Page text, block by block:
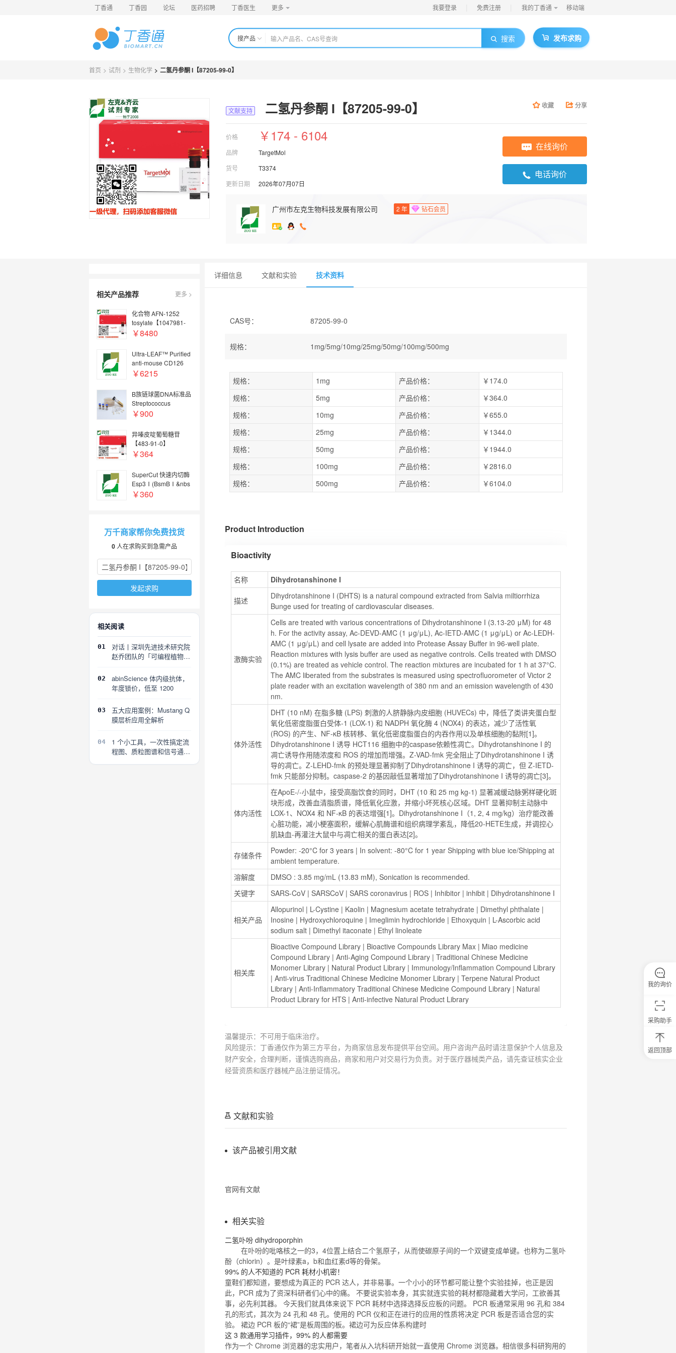
丁香通 丁香园 论坛 医药招聘 丁香医生 更多 我要登录 免费注册 我的丁香通 移动端
搜产品 搜索 发布求购
首页 > 试剂 > 生物化学 > 二氢丹参酮 I【87205-99-0】
文献支持 二氢丹参酮 I【87205-99-0】 收藏 分享
价格 ￥174 - 6104
品牌
TargetMol
货号
T3374
更新日期
2026年07月07日
在线询价
电话询价
广州市左克生物科技发展有限公司 2 年 钻石会员
相关产品推荐 更多 >
化合物 AFN-1252
tosylate【1047981-
31-6】
￥8480
Ultra-LEAF™ Purified
anti-mouse CD126
(IL-6Rα chain)
￥6215
B族链球菌DNA标准品
Streptococcus
agalactiae DNA
￥900
异嗪皮啶葡萄糖苷
【483-91-0】
￥364
SuperCut 快速内切酶
Esp3Ⅰ(BsmBⅠ&nbs
p;)
￥360
万千商家帮你免费找货
0 人在求购买到急需产品
发起求购
相关阅读
01
对话丨深圳先进技术研究院
赵乔团队的「可编程植物」
02
abinScience 体内级抗体，
年度锁价，低至 1200
03
五大应用案例：Mustang Q
膜层析应用全解析
04
1 个小工具，一次性搞定流
程图、质粒图谱和信号通路
详细信息 文献和实验 技术资料
CAS号： 87205-99-0
规格： 1mg/5mg/10mg/25mg/50mg/100mg/500mg
规格： 1mg 产品价格：
￥174.0
规格：
5mg 产品价格：
￥364.0
规格：
10mg 产品价格：
￥655.0
规格：
25mg 产品价格：
￥1344.0
规格：
50mg 产品价格：
￥1944.0
规格：
100mg 产品价格：
￥2816.0
规格：
500mg 产品价格： ￥6104.0
Product Introduction
Bioactivity
名称 Dihydrotanshinone I
描述
Dihydrotanshinone I (DHTS) is a natural compound extracted from Salvia miltiorrhiza
Bunge used for treating of cardiovascular diseases.
激酶实验
Cells are treated with various concentrations of Dihydrotanshinone I (3.13-20 μM) for 48
h. For the activity assay, Ac-DEVD-AMC (1 μg/μL), Ac-IETD-AMC (1 μg/μL) or Ac-LEDH-
AMC (1 μg/μL) and cell lysate are added into Protease Assay Buffer in 96-well plate.
Reaction mixtures with lysis buffer are used as negative controls. Cells treated with DMSO
(0.1%) are treated as vehicle control. The reaction mixtures are incubated for 1 h at 37°C.
The AMC liberated from the substrates is measured using spectrofluorometer of Victor 2
plate reader with an excitation wavelength of 380 nm and an emission wavelength of 430
nm.
体外活性
DHT (10 nM) 在脂多糖 (LPS) 刺激的人脐静脉内皮细胞 (HUVECs) 中，降低了类讲夹蛋白型
氧化低密度脂蛋白受体-1 (LOX-1) 和 NADPH 氧化酶 4 (NOX4) 的表达，减少了活性氧
(ROS) 的产生、NF-κB 核转移、氧化低密度脂蛋白的内吞作用以及单核细胞的黏附[1]。
Dihydrotanshinone I 诱导 HCT116 细胞中的caspase依赖性凋亡。Dihydrotanshinone I 的
凋亡诱导作用随浓度和 ROS 的增加而增强。Z-VAD-fmk 完全阻止了Dihydrotanshinone I 诱
导的凋亡。Z-LEHD-fmk 的预处理显著抑制了Dihydrotanshinone I 诱导的凋亡，但 Z-IETD-
fmk 只能部分抑制。caspase-2 的基因敲低显著增加了Dihydrotanshinone I 诱导的凋亡[3]。
体内活性
在ApoE-/-小鼠中，接受高脂饮食的同时，DHT (10 和 25 mg kg-1) 显著减缓动脉粥样硬化斑
块形成，改善血清脂质谱，降低氧化应激，并缩小坏死核心区域。DHT 显著抑制主动脉中
LOX-1、NOX4 和 NF-κB 的表达增强[1]。Dihydrotanshinone I（1, 2, 4 mg/kg）治疗能改善
心脏功能，减小梗塞面积，缓解心肌酶谱和组织病理学紊乱，降低20-HETE生成，并调控心
肌缺血-再灌注大鼠中与凋亡相关的蛋白表达[2]。
存储条件
Powder: -20°C for 3 years | In solvent: -80°C for 1 year Shipping with blue ice/Shipping at
ambient temperature.
溶解度
DMSO : 3.85 mg/mL (13.83 mM), Sonication is recommended.
关键字
SARS-CoV | SARSCoV | SARS coronavirus | ROS | Inhibitor | inhibit | Dihydrotanshinone I
相关产品
Allopurinol | L-Cystine | Kaolin | Magnesium acetate tetrahydrate | Dimethyl phthalate
Inosine | Hydroxychloroquine | Imeglimin hydrochloride | Ethoxyquin | L-Ascorbic acid
sodium salt | Dimethyl itaconate | Ethyl linoleate
相关库
Bioactive Compound Library | Bioactive Compounds Library Max | Miao medicine
Compound Library | Anti-Aging Compound Library | Traditional Chinese Medicine
Monomer Library | Natural Product Library | Immunology/Inflammation Compound Library
| Anti-virus Traditional Chinese Medicine Monomer Library | Terpene Natural Product
Library | Anti-Inflammatory Traditional Chinese Medicine Compound Library | Natural
Product Library for HTS | Anti-infective Natural Product Library
温馨提示：不可用于临床治疗。
风险提示：丁香通仅作为第三方平台，为商家信息发布提供平台空间。用户咨询产品时请注意保护个人信息及
财产安全，合理判断，谨慎选购商品，商家和用户对交易行为负责。对于医疗器械类产品，请先查证核实企业
经营资质和医疗器械产品注册证情况。
文献和实验
该产品被引用文献
官网有文献
相关实验
二氢卟吩 dihydroporphin
在卟吩的吡咯核之一的3，4位置上结合二个氢原子，从而使碳原子间的一个双键变成单键。也称为二氢卟
酚（chlorin）。是叶绿素a，b和血红素d等的骨架。
99% 的人不知道的 PCR 耗材小机密！
童鞋们都知道，要想成为真正的 PCR 达人，并非易事。一个小小的环节都可能让整个实验挂掉，也正是因
此，PCR 成为了资深科研者们心中的痛。 不要说实验本身，其实就连实验的耗材都隐藏着大学问，工欲善其
事，必先利其器。 今天我们就具体来说下 PCR 耗材中选择选择反应板的问题。 PCR 板通常采用 96 孔和 384
孔的形式，其次为 24 孔和 48 孔。使用的 PCR 仪和正在进行的应用的性质将决定 PCR 板是否适合您的实
验。 裙边 PCR 板的“裙”是板周围的板。裙边可为反应体系构建时
这 3 款通用学习插件， 99% 的人都需要
作为一个 Chrome 浏览器的忠实用户，笔者从入坑科研开始就一直使用 Chrome 浏览器。相信很多科研狗用的
采购助手
返回顶部
我的询价